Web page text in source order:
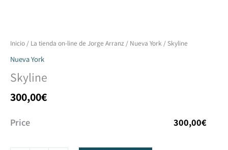
Inicio / La tienda on-line de Jorge Arranz / Nueva York / Skyline
Nueva York
Skyline
300,00€
Price 300,00€
Skyline
cantidad